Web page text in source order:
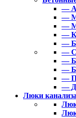
—
—
—
—
—
— С
—
—
—
—
Люки